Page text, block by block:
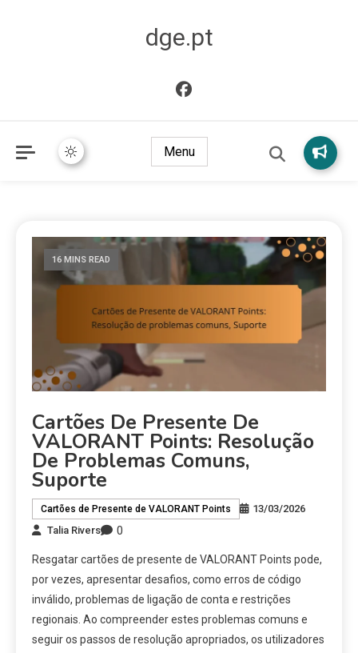
dge.pt
Menu
16 MINS READ
Cartões De Presente De
VALORANT Points: Resolução
De Problemas Comuns,
Suporte
Cartões de Presente de VALORANT Points
13/03/2026
Talia Rivers
0
Resgatar cartões de presente de VALORANT Points pode,
por vezes, apresentar desafios, como erros de código
inválido, problemas de ligação de conta e restrições
regionais. Ao compreender estes problemas comuns e
seguir os passos de resolução apropriados, os utilizadores